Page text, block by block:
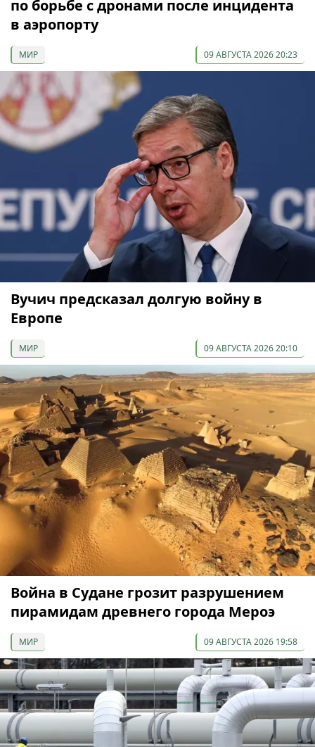
по борьбе с дронами после инцидента
в аэропорту
МИР 09 АВГУСТА 2026 20:23
Вучич предсказал долгую войну в
Европе
МИР 09 АВГУСТА 2026 20:10
Война в Судане грозит разрушением
пирамидам древнего города Мероэ
МИР 09 АВГУСТА 2026 19:58